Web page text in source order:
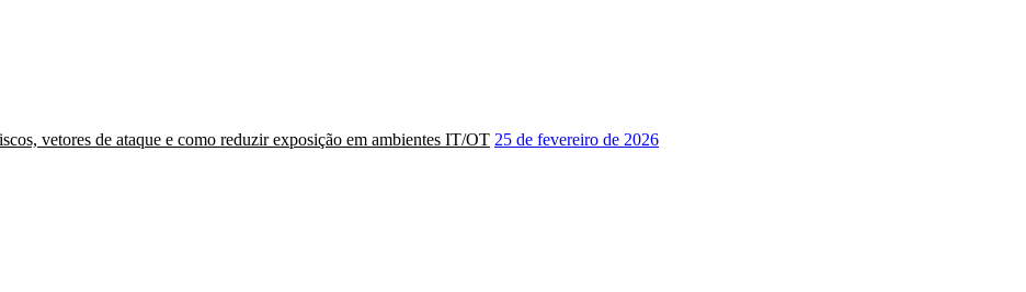
vetores de ataque e como reduzir exposição em ambientes IT/OT 25 de fevereiro de 2026